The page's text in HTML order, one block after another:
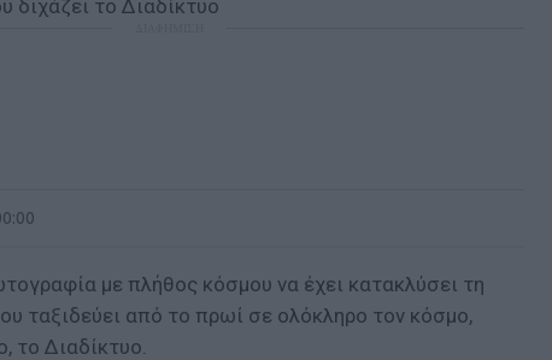
με πλήθος κόσμου να έχει κατακλύσει τη
ταξιδεύει από το πρωί σε ολόκληρο τον κόσμο,
το Διαδίκτυο.